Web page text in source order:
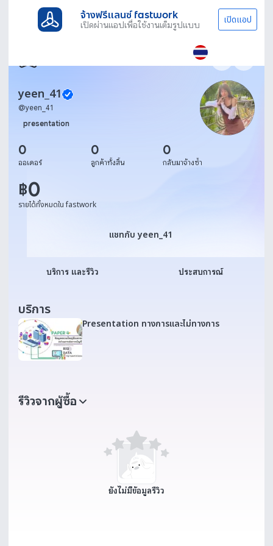
จ้างฟรีแลนซ์ fastwork
เปิดผ่านแอปเพื่อใช้งานเต็มรูปแบบ เปิดแอป
yeen_41
@yeen_41
presentation
0
ออเดอร์
0
ลูกค้าทั้งสิ้น
0
กลับมาจ้างซ้ำ
฿0
รายได้ทั้งหมดใน fastwork
แชทกับ yeen_41
แชทกับ yeen_41
บริการ และรีวิว ประสบการณ์
บริการ
Presentation ทางการและไม่ทางการ
รีวิวจากผู้ซื้อ
ยังไม่มีข้อมูลรีวิว